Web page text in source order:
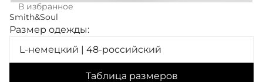
В избранное
Smith&Soul
Размер одежды:
L-немецкий | 48-российский
Таблица размеров